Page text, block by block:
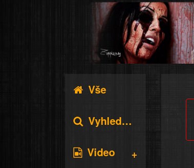
Vše
Vyhledávání
Video